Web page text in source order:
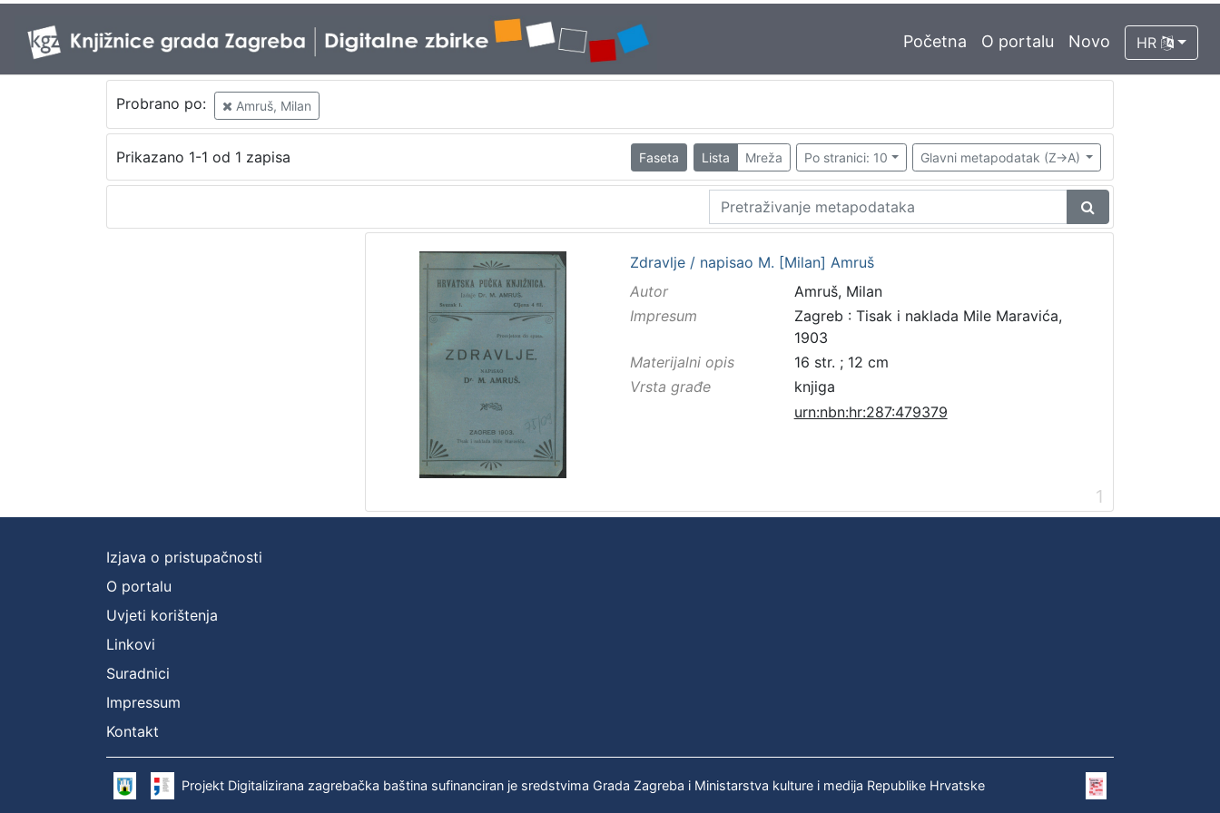
Početna O portalu Novo HR
Probrano po: Amruš, Milan
Prikazano 1-1 od 1 zapisa Faseta Lista Mreža Po stranici: 10 Glavni metapodatak (Z->A)
Zdravlje / napisao M. [Milan] Amruš
Autor
Amruš, Milan
Impresum
Zagreb : Tisak i naklada Mile Maravića,
1903
Materijalni opis
16 str. ; 12 cm
Vrsta građe
knjiga
urn:nbn:hr:287:479379
1
Izjava o pristupačnosti
O portalu
Uvjeti korištenja
Linkovi
Suradnici
Impressum
Kontakt
Projekt Digitalizirana zagrebačka baština sufinanciran je sredstvima Grada Zagreba i Ministarstva kulture i medija Republike Hrvatske